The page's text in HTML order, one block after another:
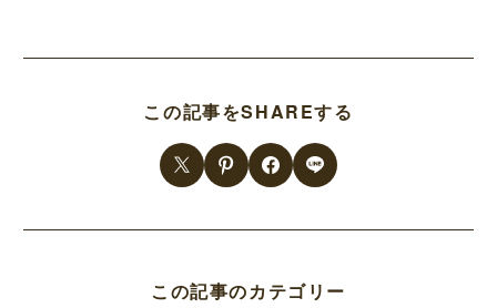
この記事をSHAREする
この記事のカテゴリー